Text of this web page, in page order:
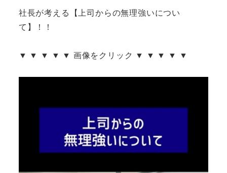
社長が考える【上司からの無理強いについ
て】！！
▼ ▼ ▼ ▼ ▼ 画像をクリック ▼ ▼ ▼ ▼ ▼